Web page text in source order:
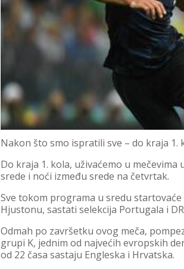
Nakon što smo ispratili sve – do kraja 1.
Do kraja 1. kola, uživaćemo u
srede i noći između srede na četvrtak.
Sve tokom programa u sredu
Hjustonu, sastati selekcija Portugala i
Odmah po završetku ovog meča,
grupi K, jednim od najvećih evropskih
od 22 časa sastaju Engleska i Hrvatska.